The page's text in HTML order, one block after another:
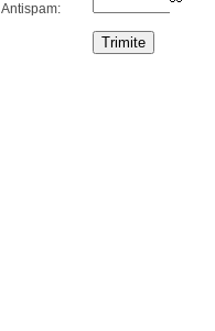
Antispam: